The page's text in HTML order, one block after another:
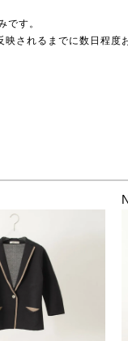
です。
されるまでに数日程度